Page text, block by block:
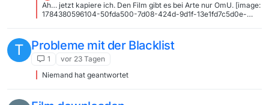
Ah… jetzt kapiere ich. Den Film gibt es bei Arte nur OmU. [image:
1784380596104-50fda500-7d08-424d-9d1f-13e1fd7c5d0e-
T Probleme mit der Blacklist
1
vor 23 Tagen
Niemand hat geantwortet